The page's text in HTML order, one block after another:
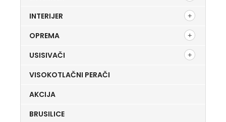
INTERIJER
OPREMA
USISIVAČI
VISOKOTLAČNI PERAČI
AKCIJA
BRUSILICE